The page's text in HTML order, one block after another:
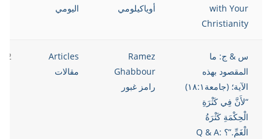
with Your
Christianity
أوياكيلومي
اليومي
س & ج: ما
المقصود بهذه
الآية؛ (جامعة١٨:١)
“لأَنَّ فِي كَثْرَةِ
الْحِكْمَةِ كَثْرَةُ
الْغَمِّ.”؟ Q & A:
Ramez
Ghabbour
رامز غبور
Articles
مقالات